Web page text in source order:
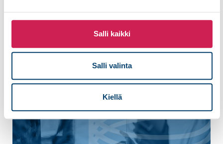
Salli kaikki
Salli valinta
Kiellä
sisältöihimme.